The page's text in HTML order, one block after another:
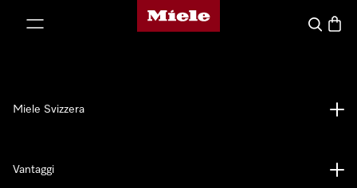
Homepage di Miele
Cerca
Miele Svizzera
Vantaggi